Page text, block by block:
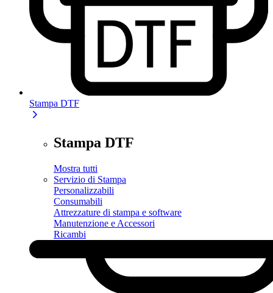
Stampa DTF
Stampa DTF
Mostra tutti
Servizio di Stampa
Personalizzabili
Consumabili
Attrezzature di stampa e software
Manutenzione e Accessori
Ricambi